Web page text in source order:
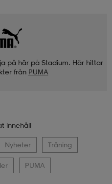
på här på Stadium. Här hittar
från PUMA
innehåll
Nyheter Träning
PUMA